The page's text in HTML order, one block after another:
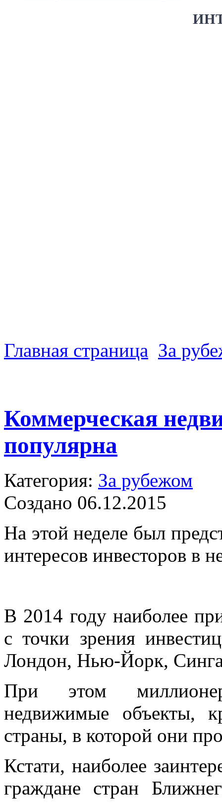
Главная страница За
Коммерческая
популярна
Категория: За рубежом
Создано 06.12.2015
На этой неделе был
интересов инвесторов в
В 2014 году наиболее
с точки зрения
Лондон, Нью-Йорк,
При этом
недвижимые объекты,
страны, в которой они
Кстати, наиболее
граждане стран